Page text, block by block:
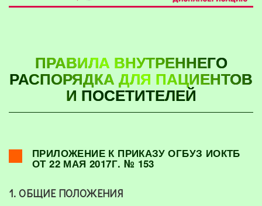
ПРАВИЛА ВНУТРЕННЕГО
РАСПОРЯДКА ДЛЯ ПАЦИЕНТОВ
И ПОСЕТИТЕЛЕЙ
ПРИЛОЖЕНИЕ К ПРИКАЗУОГБУЗ ИОКТБ
ОТ 22 МАЯ 2017Г. № 153
1. ОБЩИЕ ПОЛОЖЕНИЯ